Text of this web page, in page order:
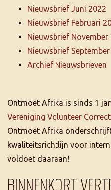
Nieuwsbrief Juni 2022
Nieuwsbrief Februari
Nieuwsbrief November
Nieuwsbrief September
Archief Nieuwsbrieven
Ontmoet Afrika is sinds 1
Vereniging Volunteer Correct
Ontmoet Afrika
kwaliteitsrichtlijn voor
voldoet daaraan!
BINNENKORT